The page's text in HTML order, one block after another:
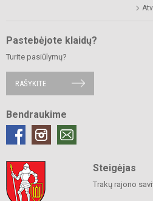
Pastebėjote klaidų?
Turite pasiūlymų?
RAŠYKITE
Bendraukime
Steigėjas
Trakų rajono